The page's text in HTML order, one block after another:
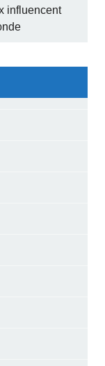
influencent